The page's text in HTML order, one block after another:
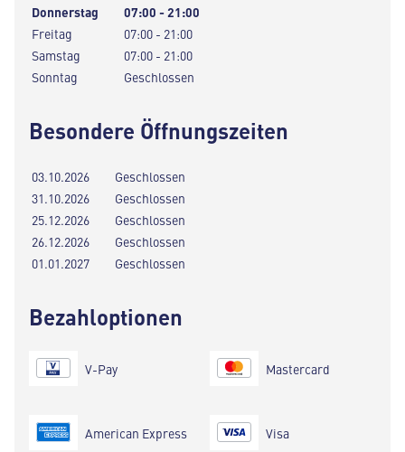
Donnerstag
07:00 - 21:00
Freitag
07:00 - 21:00
Samstag
07:00 - 21:00
Sonntag
Geschlossen
Besondere Öffnungszeiten
03.10.2026
Geschlossen
31.10.2026
Geschlossen
25.12.2026
Geschlossen
26.12.2026
Geschlossen
01.01.2027
Geschlossen
Bezahloptionen
V-Pay
American Express
Mastercard
Visa